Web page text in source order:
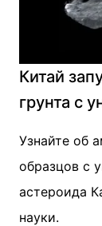
Китай
грунта с
Узнайте об
образцов с
астероида
науки.